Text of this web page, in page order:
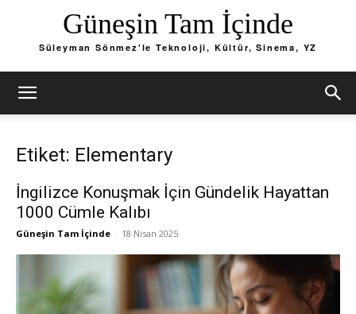
Güneşin Tam İçinde
Süleyman Sönmez'le Teknoloji, Kültür, Sinema, YZ
Etiket: Elementary
İngilizce Konuşmak İçin Gündelik Hayattan
1000 Cümle Kalıbı
Güneşin Tam İçinde - 18 Nisan 2025